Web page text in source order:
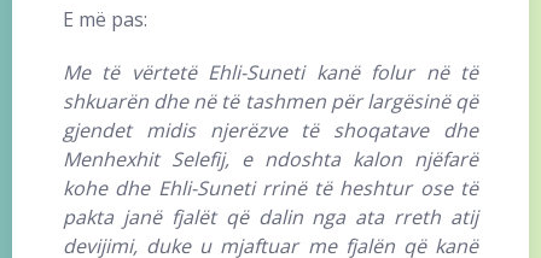
E më pas:
Me të vërtetë Ehli-Suneti kanë folur në të
shkuarën dhe në të tashmen për largësinë që
gjendet midis njerëzve të shoqatave dhe
Menhexhit Selefij, e ndoshta kalon njëfarë
kohe dhe Ehli-Suneti rrinë të heshtur ose të
pakta janë fjalët që dalin nga ata rreth atij
devijimi, duke u mjaftuar me fjalën që kanë